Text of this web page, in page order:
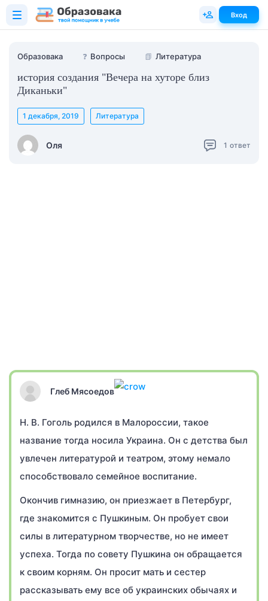
Образовака ❓ Вопросы 📗 Литература
история создания "Вечера на хуторе близ
Диканьки"
Оля
1 декабря, 2019 Литература
1 ответ
Глеб Мясоедов
Н. В. Гоголь родился в Малороссии, такое
название тогда носила Украина. Он с детства был
увлечен литературой и театром, этому немало
способствовало семейное воспитание.
Окончив гимназию, он приезжает в Петербург,
где знакомится с Пушкиным. Он пробует свои
силы в литературном творчестве, но не имеет
успеха. Тогда по совету Пушкина он обращается
к своим корням. Он просит мать и сестер
рассказывать ему все об украинских обычаях и
Вход